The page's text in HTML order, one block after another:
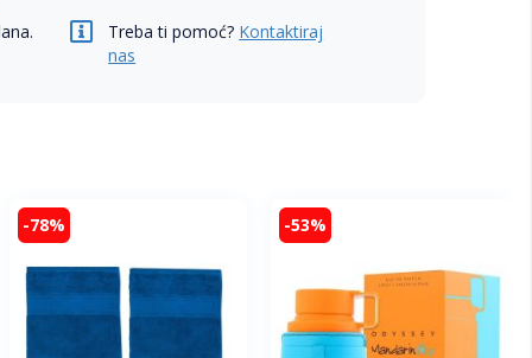
Treba ti pomoć? Kontaktiraj
nas
-78% -53%